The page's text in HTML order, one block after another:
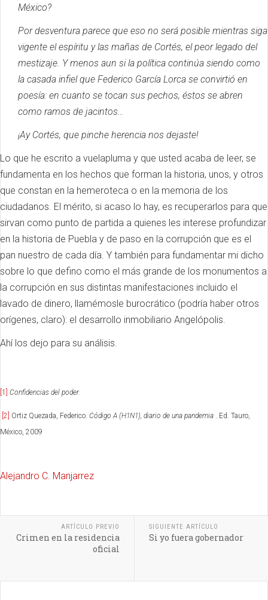
México?
Por desventura parece que eso no será posible mientras siga
vigente el espíritu y las mañas de Cortés, el peor legado del
mestizaje. Y menos aun si la política continúa siendo como
la casada infiel que Federico García Lorca se convirtió en
poesía: en cuanto se tocan sus pechos, éstos se abren
como ramos de jacintos…
¡Ay Cortés, que pinche herencia nos dejaste!
Lo que he escrito a vuelapluma y que usted acaba de leer, se
fundamenta en los hechos que forman la historia, unos, y otros
que constan en la hemeroteca o en la memoria de los
ciudadanos. El mérito, si acaso lo hay, es recuperarlos para que
sirvan como punto de partida a quienes les interese profundizar
en la historia de Puebla y de paso en la corrupción que es el
pan nuestro de cada día. Y también para fundamentar mi dicho
sobre lo que defino como el más grande de los monumentos a
la corrupción en sus distintas manifestaciones incluido el
lavado de dinero, llamémosle burocrático (podría haber otros
orígenes, claro): el desarrollo inmobiliario Angelópolis.
Ahí los dejo para su análisis.
[1] Confidencias del poder.
[2] Ortiz Quezada, Federico. Código A (H1N1), diario de una pandemia Ed. Tauro,
México, 2009
Alejandro C. Manjarrez
ARTÍCULO PREVIO
Crimen en la residencia
oficial
SIGUIENTE ARTÍCULO
Si yo fuera gobernador